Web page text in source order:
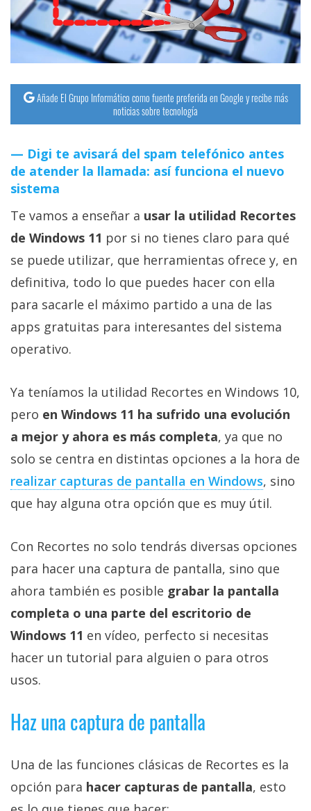
Operadores
Trucos
Tutoriales
Ciberseguridad
operativos
Profesional
+
Más
temas
Foros
Contacto
/
Sobre
nosotros
Publicidad
/
opciones
de
privacidad
/
Aviso
Legal
El medio de
encontrarás
noticias sobre
tecnología,
Añade El Grupo Informático como fuente preferida en Google y recibe más
noticias sobre tecnología
Digi te avisará del spam telefónico antes
de atender la llamada: así funciona el nuevo
sistema
Te vamos a enseñar a usar la utilidad Recortes
de Windows 11 por si no tienes claro para qué
se puede utilizar, que herramientas ofrece y, en
definitiva, todo lo que puedes hacer con ella
para sacarle el máximo partido a una de las
apps gratuitas para interesantes del sistema
operativo.
Ya teníamos la utilidad Recortes en Windows 10,
pero en Windows 11 ha sufrido una evolución
a mejor y ahora es más completa, ya que no
solo se centra en distintas opciones a la hora de
realizar capturas de pantalla en Windows, sino
que hay alguna otra opción que es muy útil.
Con Recortes no solo tendrás diversas opciones
para hacer una captura de pantalla, sino que
ahora también es posible grabar la pantalla
completa o una parte del escritorio de
Windows 11 en vídeo, perfecto si necesitas
hacer un tutorial para alguien o para otros
usos.
Haz una captura de pantalla
Una de las funciones clásicas de Recortes es la
opción para hacer capturas de pantalla, esto